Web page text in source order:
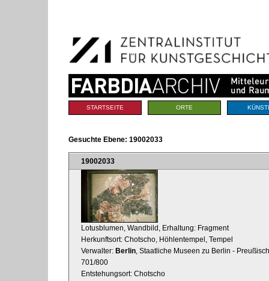
Navigation
Sektionen
STARTSEITE ORTE
Gesuchte Ebene: 19002033
19002033
Lotusblumen, Wandbild, Erhaltung: Fragment
Herkunftsort: Chotscho, Höhlentempel, Tempel
Verwalter: Berlin , Staatliche Museen zu Berlin -
701/800
Entstehungsort: Chotscho